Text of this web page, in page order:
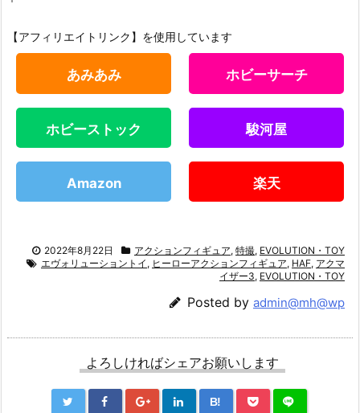
【アフィリエイトリンク】を使用しています
あみあみ ホビーサーチ
ホビーストック 駿河屋
Amazon 楽天
2022年8月22日 アクションフィギュア, 特撮, EVOLUTION・TOY
エヴォリューショントイ , ヒーローアクションフィギュア, HAF, アクマ
イザー3, EVOLUTION・TOY
Posted by admin@mh@wp
よろしければシェアお願いします
B!